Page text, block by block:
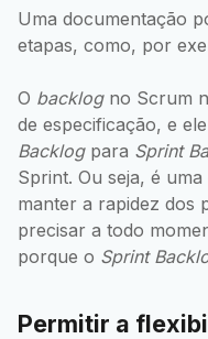
Uma documentação
etapas, como, por
O backlogno Scrum
de especificação, e
Backlogpara Sprint
Sprint. Ou seja, é
manter a rapidez dos
precisar a todo
porque o Sprint
Permitir a